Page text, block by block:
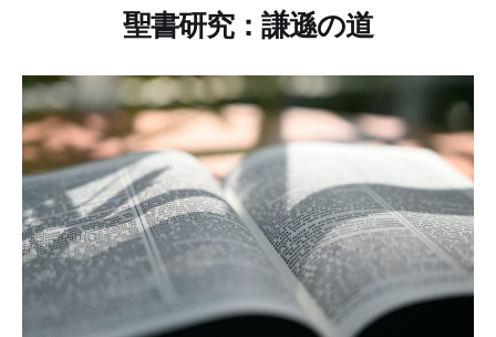
聖書研究：謙遜の道